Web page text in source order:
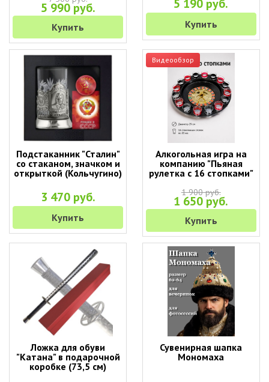
5 990 руб.
Купить
5 190 руб.
Купить
Подстаканник "Сталин"
со стаканом, значком и
открыткой (Кольчугино)
3 470 руб.
Купить
Видеообзор
Алкогольная игра на
компанию "Пьяная
рулетка с 16 стопками"
1 900 руб.
1 650 руб.
Купить
Ложка для обуви
"Катана" в подарочной
коробке (73,5 см)
Сувенирная шапка
Мономаха